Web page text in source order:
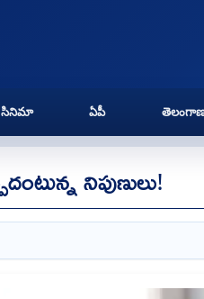
సినిమా ఏపీ
నిపుణులు!